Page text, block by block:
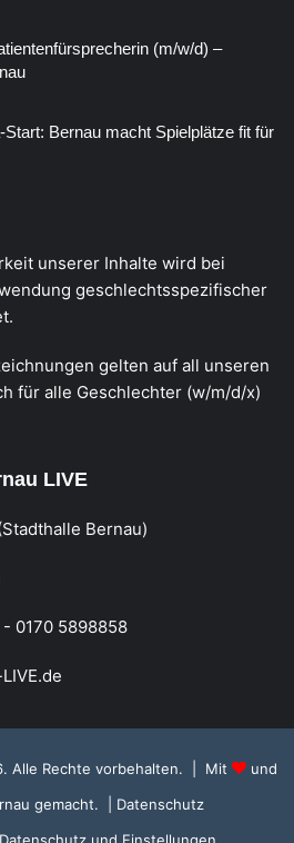
(m/w/d) –
Bernau macht Spielplätze fit für
unserer Inhalte wird bei
geschlechtsspezifischer
gelten auf all unseren
für alle Geschlechter (w/m/d/x)
LIVE
Bernau)
0170 5898858
Alle Rechte vorbehalten. | Mit
und
gemacht.
| Datenschutz